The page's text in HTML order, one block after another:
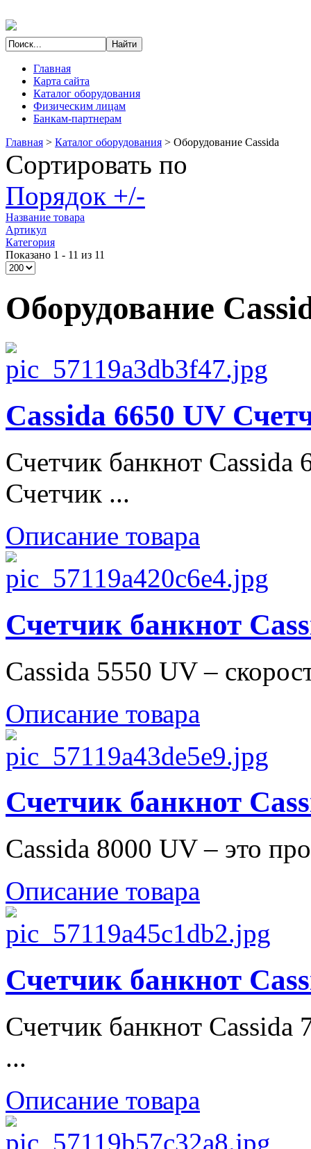
Главная
Карта сайта
Каталог оборудования
Физическим лицам
Банкам-партнерам
Главная > Каталог оборудования > Оборудование Cassida
Сортировать по
Порядок +/-
Название товара
Артикул
Категория
Показано 1 - 11 из 11
Оборудование
Cassida 6650 UV
Счетчик банкнот
Счетчик ...
Описание товара
Счетчик банкнот
Cassida 5550 UV –
Описание товара
Счетчик банкнот
Cassida 8000 UV – это
Описание товара
Счетчик банкнот
Счетчик банкнот Cassida
...
Описание товара